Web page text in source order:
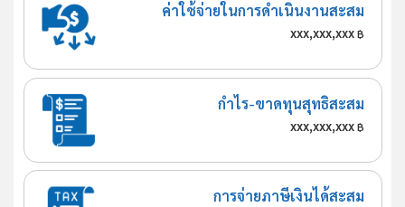
ค่าใช้จ่ายในการดำเนินงานสะสม
xxx,xxx,xxx฿
กำไร-ขาดทุนสุทธิสะสม
xxx,xxx,xxx฿
การจ่ายภาษีเงินได้สะสม